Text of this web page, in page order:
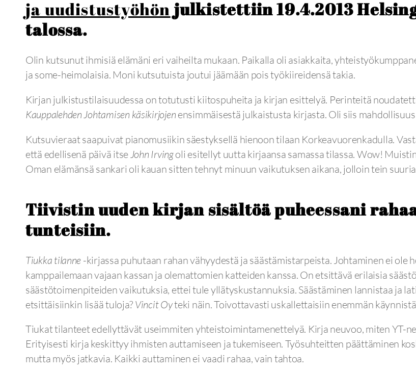
ja uudistustyöhön julkistettiin 19.4.2013
talossa.
Olin kutsunut ihmisiä elämäni eri vaiheilta mukaan. Paikalla oli asiakkaita,
ja some-heimolaisia. Moni kutsutuista joutui jäämään pois työkiireidensä takia.
Kirjan julkistustilaisuudessa on totutusti kiitospuheita ja kirjan esittelyä. Perinteitä
Kauppalehden Johtamisen käsikirjojen ensimmäisestä julkaistusta kirjasta. Oli siis
Kutsuvieraat saapuivat pianomusiikin säestyksellä hienoon tilaan Korkeavuorenkadulla.
että edellisenä päivä itse John Irvingoli esitellyt uutta kirjaansa samassa tilassa. Wow!
Oman elämänsä sankari oli kauan sitten tehnyt minuun vaikutuksen aikana, jolloin tein
Tiivistin uuden kirjan sisältöä puheessani
tunteisiin.
Tiukka tilanne -kirjassa puhutaan rahan vähyydestä ja säästämistarpeista. Johtaminen ei ole
kamppailemaan vajaan kassan ja olemattomien katteiden kanssa. On etsittävä erilaisia
säästötoimenpiteiden vaikutuksia, ettei tule yllätyskustannuksia. Säästäminen lannistaa ja
etsittäisiinkin lisää tuloja? Vincit Oyteki näin. Toivottavasti uskallettaisiin enemmän
Tiukat tilanteet edellyttävät useimmiten yhteistoimintamenettelyä. Kirja neuvoo, miten YT-
Erityisesti kirja keskittyy ihmisten auttamiseen ja tukemiseen. Työsuhteitten päättäminen
mutta myös jatkavia. Kaikki auttaminen ei vaadi rahaa, vain tahtoa.